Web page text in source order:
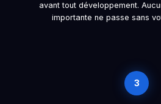
avant tout développement.
importante ne passe sans
3